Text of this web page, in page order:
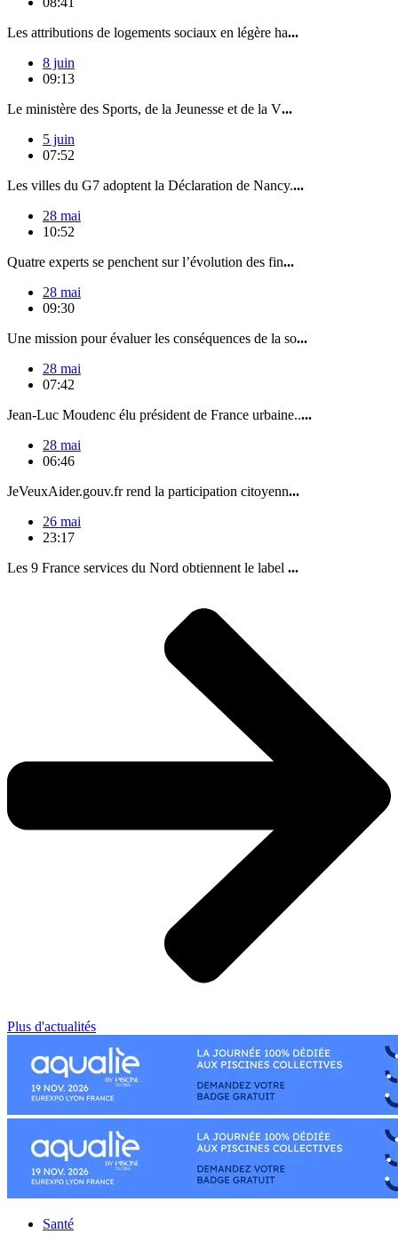
Les attributions de logements sociaux en légère ha...
8 juin
09:13
Le ministère des Sports, de la Jeunesse et de la V...
5 juin
07:52
Les villes du G7 adoptent la Déclaration de Nancy....
28 mai
10:52
Quatre experts se penchent sur l’évolution des fin...
28 mai
09:30
Une mission pour évaluer les conséquences de la so...
28 mai
07:42
Jean-Luc Moudenc élu président de France urbaine.....
28 mai
06:46
JeVeuxAider.gouv.fr rend la participation citoyenn...
26 mai
23:17
Les 9 France services du Nord obtiennent le label ...
Plus d'actualités
Santé